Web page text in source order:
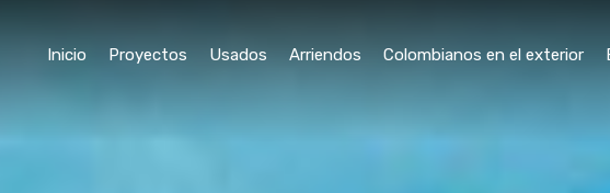
Inicio Proyectos Usados Arriendos Colombianos en el exterior